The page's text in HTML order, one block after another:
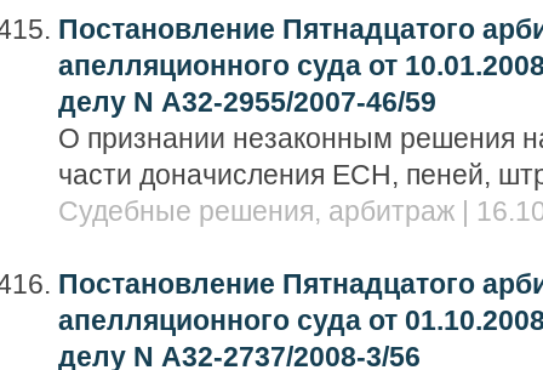
Постановление Пятнадцатого
апелляционного суда от
делу N А32-2955/2007-46/59
О признании незаконным решения
части доначисления ЕСН, пеней,
Судебные решения, арбитраж |
Постановление Пятнадцатого
апелляционного суда от
делу N А32-2737/2008-3/56